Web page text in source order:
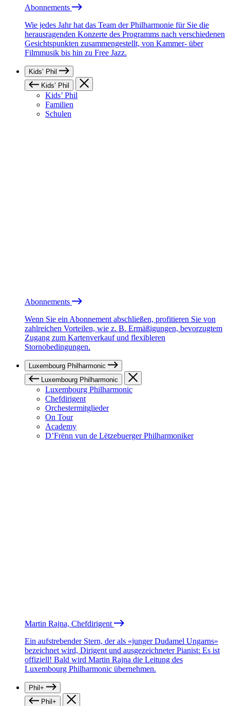
Abonnements
Wie jedes Jahr hat das Team der Philharmonie für Sie die
herausragenden Konzerte des Programms nach verschiedenen
Gesichtspunkten zusammengestellt, von Kammer- über
Filmmusik bis hin zu Free Jazz.
Kids’ Phil
Kids’ Phil
Kids’ Phil
Familien
Schulen
Abonnements
Wenn Sie ein Abonnement abschließen, profitieren Sie von
zahlreichen Vorteilen, wie z. B. Ermäßigungen, bevorzugtem
Zugang zum Kartenverkauf und flexibleren
Stornobedingungen.
Luxembourg Philharmonic
Luxembourg Philharmonic
Luxembourg Philharmonic
Chefdirigent
Orchestermitglieder
On Tour
Academy
D’Frënn vun de Lëtzebuerger Philharmoniker
Martin Rajna, Chefdirigent
Ein aufstrebender Stern, der als «junger Dudamel Ungarns»
bezeichnet wird, Dirigent und ausgezeichneter Pianist: Es ist
offiziell! Bald wird Martin Rajna die Leitung des
Luxembourg Philharmonic übernehmen.
Phil+
Phil+